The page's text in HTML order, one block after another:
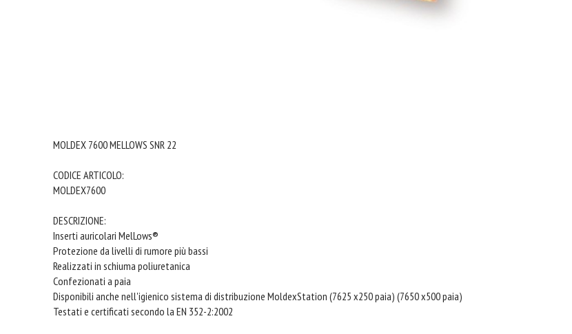
MOLDEX 7600 MELLOWS SNR 22
CODICE ARTICOLO:
MOLDEX7600
DESCRIZIONE:
Inserti auricolari MelLows®
Protezione da livelli di rumore più bassi
Realizzati in schiuma poliuretanica
Confezionati a paia
Disponibili anche nell'igienico sistema di distribuzione MoldexStation (7625 x250 paia) (7650 x500 paia)
Testati e certificati secondo la EN 352-2:2002